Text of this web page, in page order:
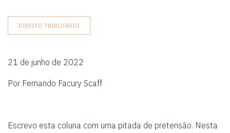
DIREITO TRIBUTÁRIO
21 de junho de 2022
Por Fernando Facury Scaff
Escrevo esta coluna com uma pitada de pretensão. Nesta